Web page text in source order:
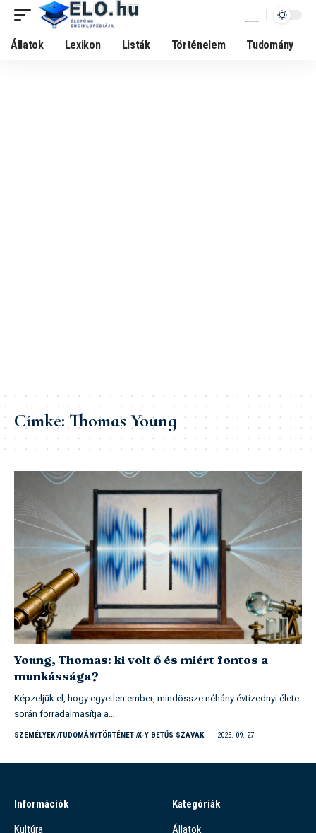
Állatok Lexikon Listák Történelem Tudomány
Címke:Thomas Young
Young, Thomas: ki volt ő és miért fontos a
munkássága?
Képzeljük el, hogy egyetlen ember, mindössze néhány évtizednyi élete
során forradalmasítja a…
SZEMÉLYEK TUDOMÁNYTÖRTÉNET X-Y BETŰS SZAVAK 2025. 09. 27.
Információk
Kultúra
Kategóriák
Állatok